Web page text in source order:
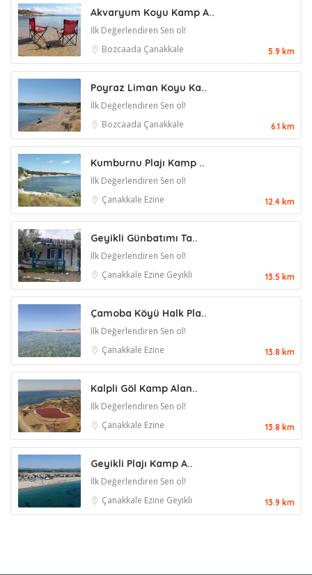
Akvaryum Koyu Kamp A..
İlk Değerlendiren Sen ol!
Bozcaada Çanakkale 5.9 km
Poyraz Liman Koyu Ka..
İlk Değerlendiren Sen ol!
Bozcaada Çanakkale 6.1 km
Kumburnu Plajı Kamp ..
İlk Değerlendiren Sen ol!
Çanakkale Ezine 12.4 km
Geyikli Günbatımı Ta..
İlk Değerlendiren Sen ol!
Çanakkale Ezine Geyikli 13.5 km
Çamoba Köyü Halk Pla..
İlk Değerlendiren Sen ol!
Çanakkale Ezine 13.8 km
Kalpli Göl Kamp Alan..
İlk Değerlendiren Sen ol!
Çanakkale Ezine 13.8 km
Geyikli Plajı Kamp A..
İlk Değerlendiren Sen ol!
Çanakkale Ezine Geyikli 13.9 km